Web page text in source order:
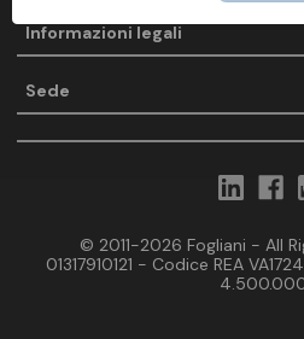
Informazioni legali
Sede
© 2011-2026 Fogliani - All
01317910121 - Codice REA